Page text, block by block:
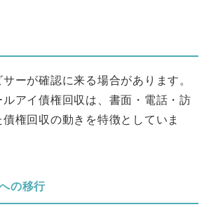
ーが確認に来る場合があります。
アイ債権回収は、書面・電話・訪
権回収の動きを特徴としていま
の移行